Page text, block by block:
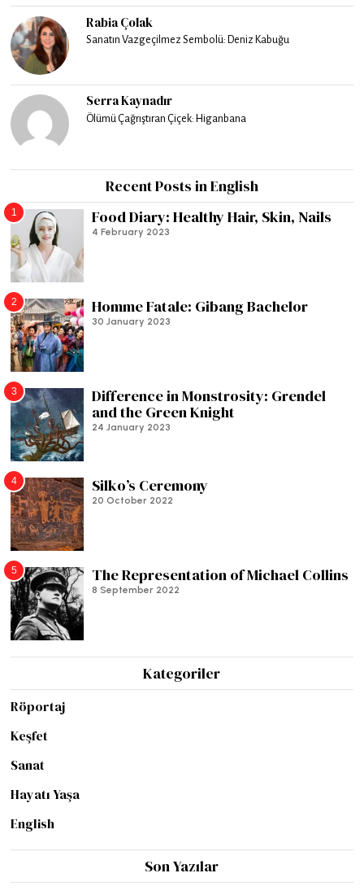
Rabia Çolak
Sanatın Vazgeçilmez Sembolü: Deniz Kabuğu
Serra Kaynadır
Ölümü Çağrıştıran Çiçek: Higanbana
Recent Posts in English
1 Food Diary: Healthy Hair, Skin, Nails
4 February 2023
2 Homme Fatale: Gibang Bachelor
30 January 2023
3
Difference in Monstrosity: Grendel
and the Green Knight
24 January 2023
4 Silko’s Ceremony
20 October 2022
5 The Representation of Michael Collins
8 September 2022
Kategoriler
Röportaj
Keşfet
Sanat
Hayatı Yaşa
English
Son Yazılar